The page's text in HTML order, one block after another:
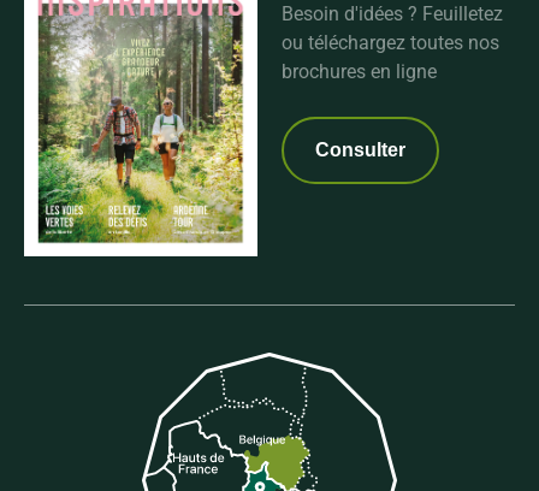
Besoin d'idées ? Feuilletez
ou téléchargez toutes nos
brochures en ligne
Consulter